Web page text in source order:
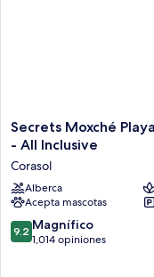
Secrets
Moxché
del
Carmen
-
Adults
Only
Secrets Moxché
- All Inclusive
Corasol
Alberca
Acepta mascotas
9.2
de
9.2 Magnífico
1,014 opiniones